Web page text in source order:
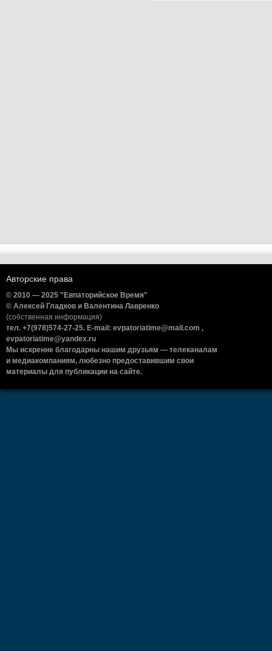
Авторские права
© 2010 — 2025 "Евпаторийское Время"
© Алексей Гладков и Валентина Лавренко
(собственная информация)
тел. +7(978)574-27-25. E-mail: evpatoriatime@mail.com ,
evpatoriatime@yandex.ru
Мы искренне благодарны нашим друзьям — телеканалам
и медиакомпаниям, любезно предоставившим свои
материалы для публикации на сайте.